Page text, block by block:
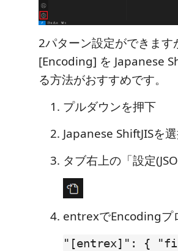
2パターン設定ができま
[Encoding] を Japanese
る方法がおすすめです。
プルダウンを押下
Japanese ShiftJISを
タブ右上の「設定
entrexでEncodingプ
"[entrex]": {